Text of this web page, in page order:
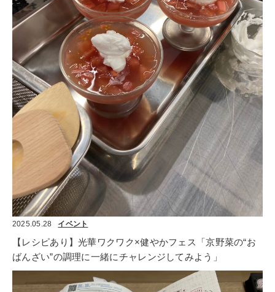
2025.05.28 イベント
【レシピあり】光華ワクワク×健やかフェス「京野菜の“お
ばんざい”の調理に一緒にチャレンジしてみよう」